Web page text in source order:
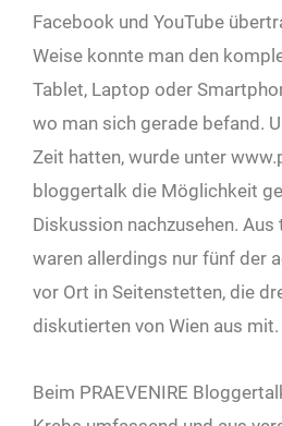
Facebook und YouTube
Weise konnte man den
Tablet, Laptop oder
wo man sich gerade befand.
Zeit hatten, wurde unter
bloggertalk die Möglichkeit
Diskussion nachzusehen.
waren allerdings nur fünf der
vor Ort in Seitenstetten, die
diskutierten von Wien aus mit.
Beim PRAEVENIRE